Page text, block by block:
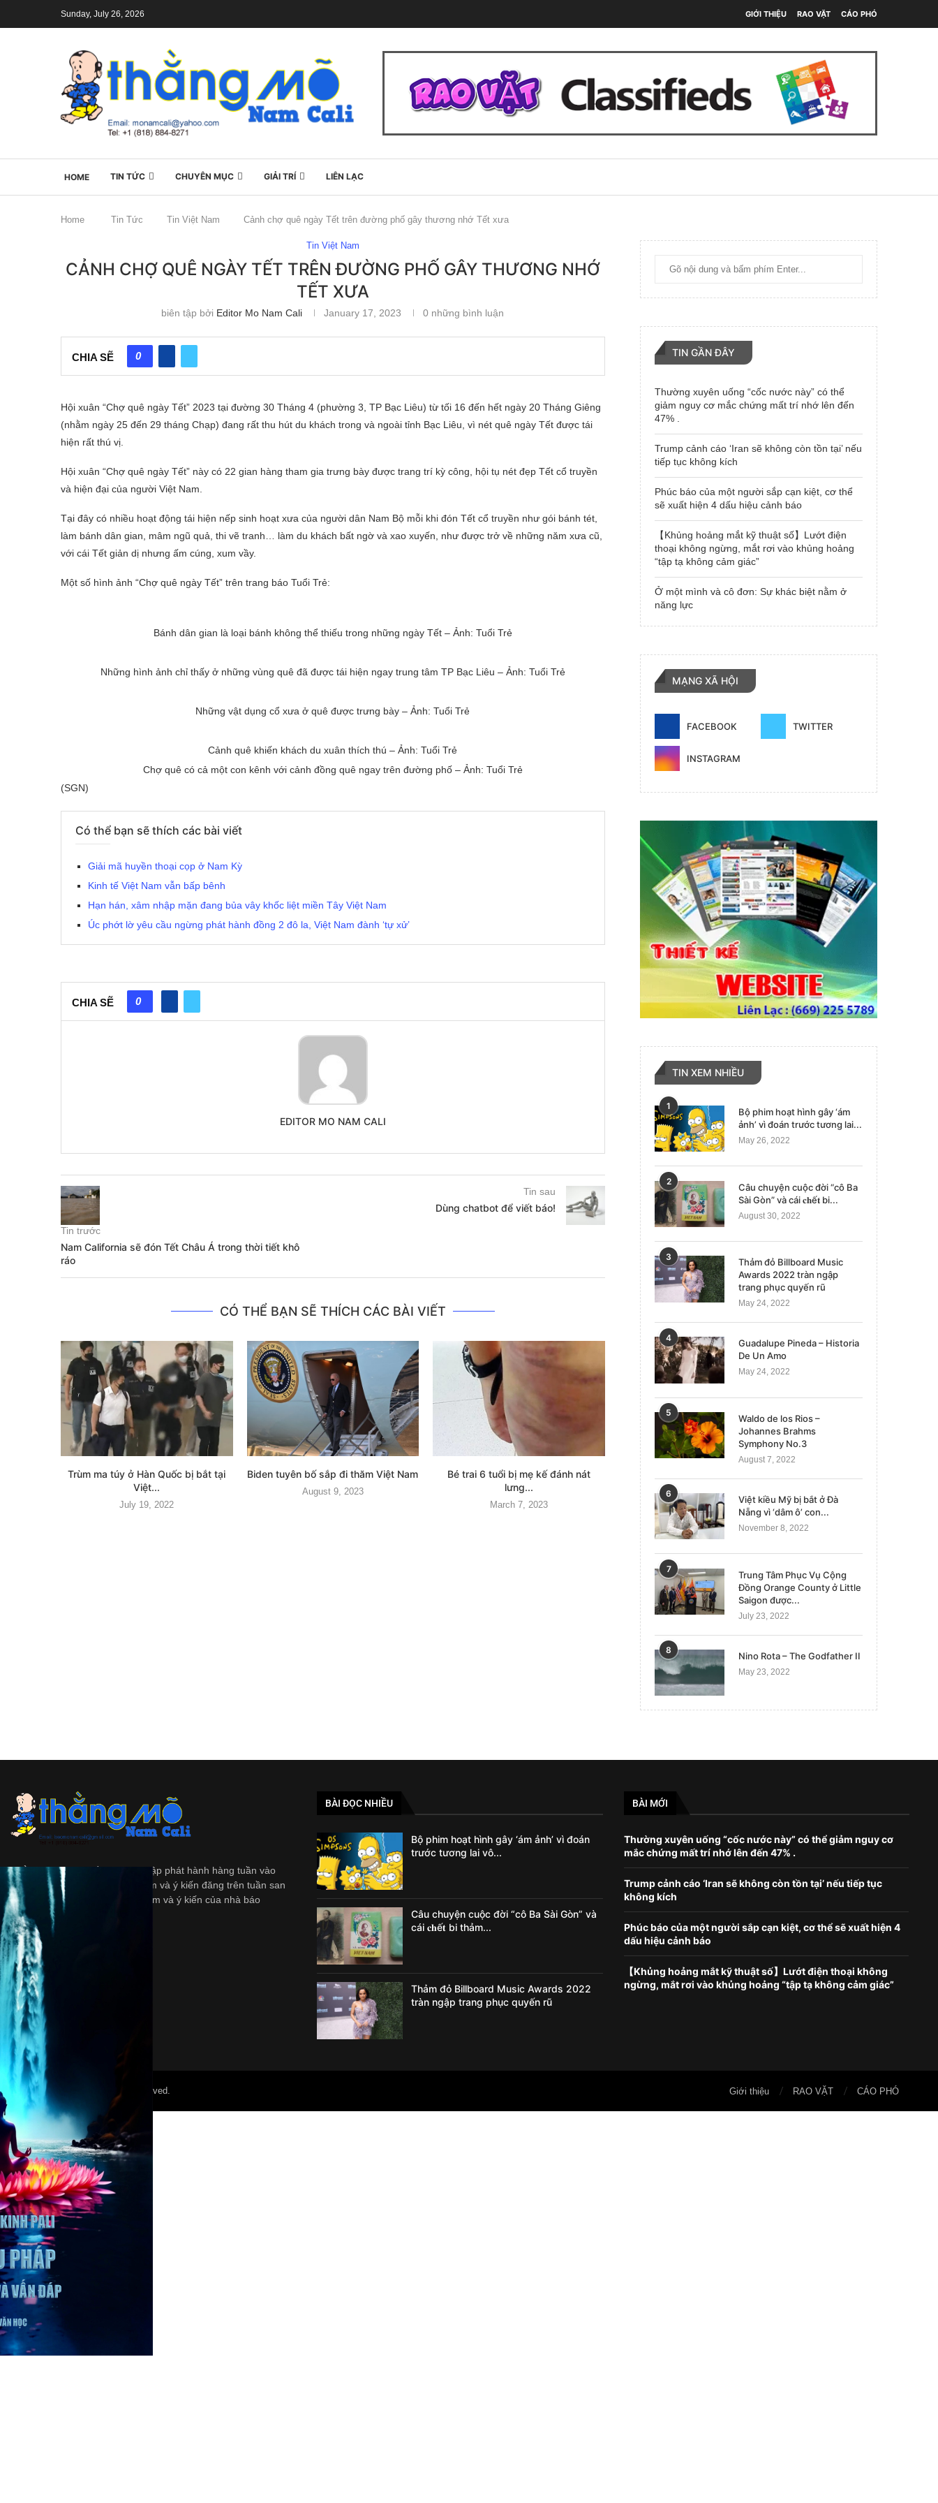
Sunday, July 26, 2026 GIỚI THIỆU RAO VẶT CÁO PHÓ
HOME TIN TỨC CHUYÊN MỤC GIẢI TRÍ LIÊN LẠC
Home Tin Tức Tin Việt Nam Cảnh chợ quê ngày Tết trên đường phố gây thương nhớ Tết xưa
Tin Việt Nam
CẢNH CHỢ QUÊ NGÀY TẾT TRÊN ĐƯỜNG PHỐ GÂY THƯƠNG NHỚ
TẾT XƯA
biên tập bởi Editor Mo Nam Cali January 17, 2023 0 những bình luận
CHIA SẼ 0
Hội xuân “Chợ quê ngày Tết” 2023 tại đường 30 Tháng 4 (phường 3, TP Bạc Liêu) từ tối 16 đến hết ngày 20 Tháng Giêng
(nhằm ngày 25 đến 29 tháng Chạp) đang rất thu hút du khách trong và ngoài tỉnh Bạc Liêu, vì nét quê ngày Tết được tái
hiện rất thú vị.
Hội xuân “Chợ quê ngày Tết” này có 22 gian hàng tham gia trưng bày được trang trí kỳ công, hội tụ nét đẹp Tết cổ truyền
và hiện đại của người Việt Nam.
Tại đây có nhiều hoạt động tái hiện nếp sinh hoạt xưa của người dân Nam Bộ mỗi khi đón Tết cổ truyền như gói bánh tét,
làm bánh dân gian, mâm ngũ quả, thi vẽ tranh… làm du khách bất ngờ và xao xuyến, như được trở về những năm xưa cũ,
với cái Tết giản dị nhưng ấm cúng, xum vầy.
Một số hình ảnh “Chợ quê ngày Tết” trên trang báo Tuổi Trẻ:
Bánh dân gian là loại bánh không thể thiếu trong những ngày Tết – Ảnh: Tuổi Trẻ
Những hình ảnh chỉ thấy ở những vùng quê đã được tái hiện ngay trung tâm TP Bạc Liêu – Ảnh: Tuổi Trẻ
Những vật dụng cổ xưa ở quê được trưng bày – Ảnh: Tuổi Trẻ
Cảnh quê khiến khách du xuân thích thú – Ảnh: Tuổi Trẻ
Chợ quê có cả một con kênh với cảnh đồng quê ngay trên đường phố – Ảnh: Tuổi Trẻ
(SGN)
Có thể bạn sẽ thích các bài viết
Giải mã huyền thoại cọp ở Nam Kỳ
Kinh tế Việt Nam vẫn bấp bênh
Hạn hán, xâm nhập mặn đang bủa vây khốc liệt miền Tây Việt Nam
Úc phớt lờ yêu cầu ngừng phát hành đồng 2 đô la, Việt Nam đành ‘tự xử’
CHIA SẼ 0
EDITOR MO NAM CALI
Tin trước
Nam California sẽ đón Tết Châu Á trong thời tiết khô
ráo
Tin sau
Dùng chatbot để viết báo!
CÓ THỂ BẠN SẼ THÍCH CÁC BÀI VIẾT
Trùm ma túy ở Hàn Quốc bị bắt tại
Việt...
July 19, 2022
Biden tuyên bố sắp đi thăm Việt Nam
August 9, 2023
Bé trai 6 tuổi bị mẹ kế đánh nát
lưng...
March 7, 2023
Một thầy giáo ở Đà Nẵng túm cổ áo,
April 12, 2024
Việt Nam ghi nhận nhiệt độ
‘trong lịch...
May 8, 2023
TIN GẦN ĐÂY
Thường xuyên uống “cốc nước này” có thể
giảm nguy cơ mắc chứng mất trí nhớ lên đến
47% .
Trump cảnh cáo ‘Iran sẽ không còn tồn tại’ nếu
tiếp tục không kích
Phúc báo của một người sắp cạn kiệt, cơ thể
sẽ xuất hiện 4 dấu hiệu cảnh báo
【Khủng hoảng mắt kỹ thuật số】Lướt điện
thoại không ngừng, mắt rơi vào khủng hoảng
“tập tạ không cảm giác”
Ở một mình và cô đơn: Sự khác biệt nằm ở
năng lực
MẠNG XÃ HỘI
FACEBOOK TWITTER
INSTAGRAM
TIN XEM NHIỀU
1
Bộ phim hoạt hình gây ‘ám
ảnh’ vì đoán trước tương lai...
May 26, 2022
2
Câu chuyện cuộc đời “cô Ba
Sài Gòn” và cái 𝐜𝐡ế𝐭 bi...
August 30, 2022
3
Thảm đỏ Billboard Music
Awards 2022 tràn ngập
trang phục quyến rũ
May 24, 2022
4
Guadalupe Pineda – Historia
De Un Amo
May 24, 2022
5
Waldo de los Rios –
Johannes Brahms
Symphony No.3
August 7, 2022
6
Việt kiều Mỹ bị bắt ở Đà
Nẵng vì ‘dâm ô’ con...
November 8, 2022
7
Trung Tâm Phục Vụ Cộng
Đồng Orange County ở Little
Saigon được...
July 23, 2022
8
Nino Rota – The Godfather II
May 23, 2022
Thằng Mõlà tập tuần san độc lập phát hành hàng tuần vào
ngày Thứ Bảy. Những quan diểm và ý kiến đăng trên tuần san
này không nhất thiết là quan diểm và ý kiến của nhà báo
và/hoặc là người bảo trợ.
BÀI ĐỌC NHIỀU
Bộ phim hoạt hình gây ‘ám ảnh’ vì đoán
trước tương lai vô...
Câu chuyện cuộc đời “cô Ba Sài Gòn” và
cái 𝐜𝐡ế𝐭 bi thảm...
Thảm đỏ Billboard Music Awards 2022
tràn ngập trang phục quyến rũ
BÀI MỚI
Thường xuyên uống “cốc nước này” có thể giảm nguy cơ
mắc chứng mất trí nhớ lên đến 47% .
Trump cảnh cáo ‘Iran sẽ không còn tồn tại’ nếu tiếp tục
không kích
Phúc báo của một người sắp cạn kiệt, cơ thể sẽ xuất hiện 4
dấu hiệu cảnh báo
【Khủng hoảng mắt kỹ thuật số】Lướt điện thoại không
ngừng, mắt rơi vào khủng hoảng “tập tạ không cảm giác”
©2022 Mỏ Nam Cali. All Right Reserved. Giới thiệu RAO VẶT CÁO PHÓ